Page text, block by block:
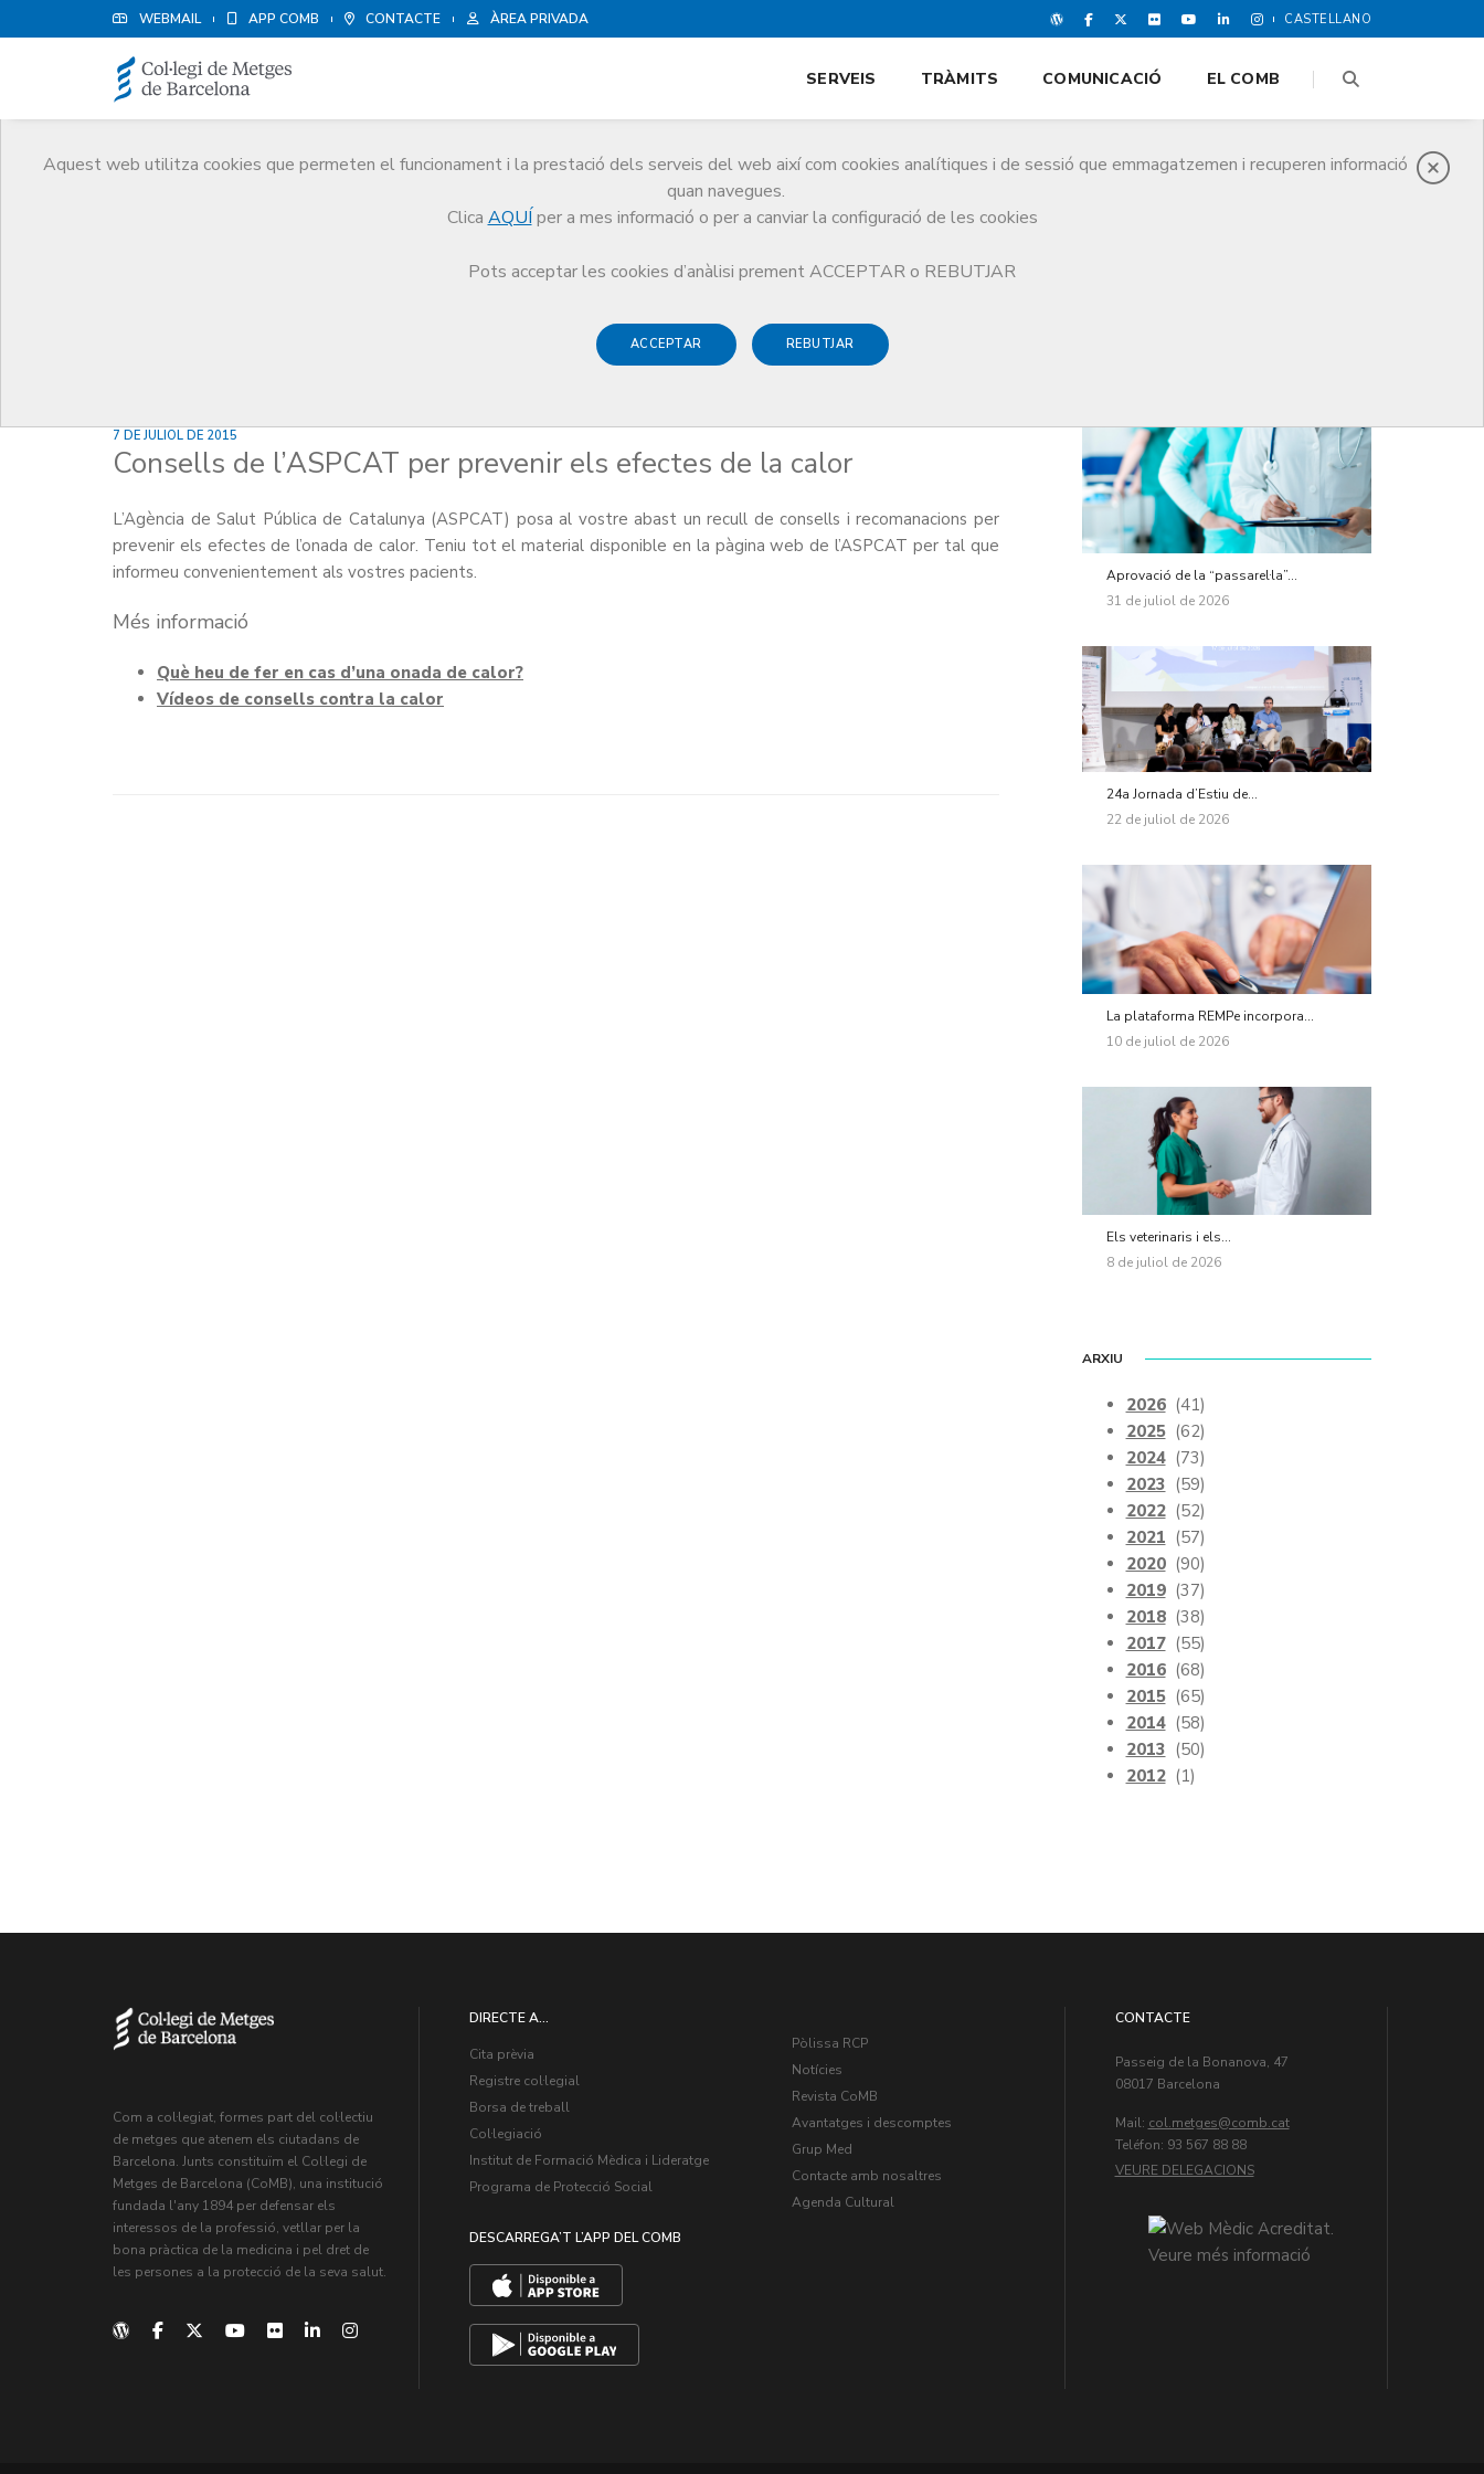
WEBMAIL APP COMB CONTACTE ÀREA PRIVADA CASTELLANO
Aquest web utilitza cookies que permeten el funcionament i la prestació dels serveis del web així com cookies analítiques i de sessió que emmagatzemen i recuperen informació
quan navegues.
Clica AQUÍ per a mes informació o per a canviar la configuració de les cookies
Pots acceptar les cookies d’anàlisi prement ACCEPTAR o REBUTJAR
ACCEPTAR REBUTJAR
SERVEIS TRÀMITS COMUNICACIÓ EL COMB
Consells de l’ASPCAT per prevenir els efectes de la calor
7 DE JULIOL DE 2015
Consells de l’ASPCAT per prevenir els efectes de la calor
L’Agència de Salut Pública de Catalunya (ASPCAT) posa al vostre abast un recull de consells i recomanacions per
prevenir els efectes de l’onada de calor. Teniu tot el material disponible en la pàgina web de l’ASPCAT per tal que
informeu convenientement als vostres pacients.
Més informació
Què heu de fer en cas d’una onada de calor?
Vídeos de consells contra la calor
Aprovació de la “passarel·la”...
31 de juliol de 2026
24a Jornada d’Estiu de...
22 de juliol de 2026
La plataforma REMPe incorpora...
10 de juliol de 2026
Els veterinaris i els...
8 de juliol de 2026
ARXIU
2026 (41)
2025 (62)
2024 (73)
2023 (59)
2022 (52)
2021 (57)
2020 (90)
2019 (37)
2018 (38)
2017 (55)
2016 (68)
2015 (65)
2014 (58)
2013 (50)
2012 (1)
Com a col·legiat, formes part del col·lectiu
de metges que atenem els ciutadans de
Barcelona. Junts constituïm el Col·legi de
Metges de Barcelona (CoMB), una institució
fundada l'any 1894 per defensar els
interessos de la professió, vetllar per la
bona pràctica de la medicina i pel dret de
les persones a la protecció de la seva salut.
DIRECTE A...
Cita prèvia
Registre col·legial
Borsa de treball
Col·legiació
Institut de Formació Mèdica i Lideratge
Programa de Protecció Social
DESCARREGA’T L’APP DEL COMB
Pòlissa RCP
Notícies
Revista CoMB
Avantatges i descomptes
Grup Med
Contacte amb nosaltres
Agenda Cultural
CONTACTE
Passeig de la Bonanova, 47
08017 Barcelona
Mail: col.metges
Teléfon: 93 567 88 88
VEURE DELEGACIONS